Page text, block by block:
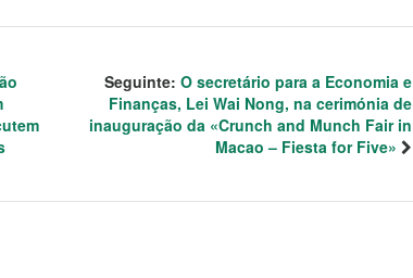
Seguinte: O secretário para a Economia e
Finanças, Lei Wai Nong, na cerimónia de
inauguração da «Crunch and Munch Fair in
Macao – Fiesta for Five»